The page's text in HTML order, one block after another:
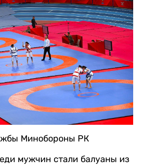
Минобороны РК
мужчин стали балуаны из